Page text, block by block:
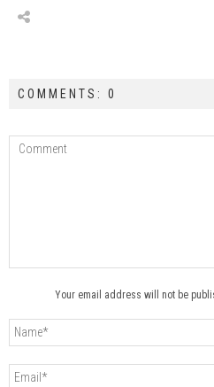
COMMENTS: 0
Your email address will not be